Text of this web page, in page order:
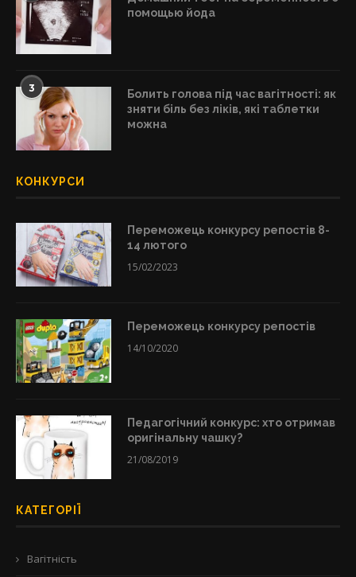
помощью йода
3
Болить голова під час вагітності: як
зняти біль без ліків, які таблетки
можна
КОНКУРСИ
Переможець конкурсу репостів 8-
14 лютого
15/02/2023
Переможець конкурсу репостів
14/10/2020
Педагогічний конкурс: хто отримав
оригінальну чашку?
21/08/2019
КАТЕГОРІЇ
Вагітність